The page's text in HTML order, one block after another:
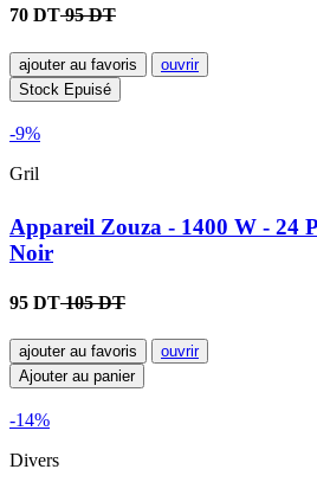
70 DT95 DT
ajouter au favoris
ouvrir
Stock Epuisé
-9%
Gril
Appareil Zouza - 1400 W - 24
Noir
95 DT105 DT
ajouter au favoris
ouvrir
Ajouter au panier
-14%
Divers